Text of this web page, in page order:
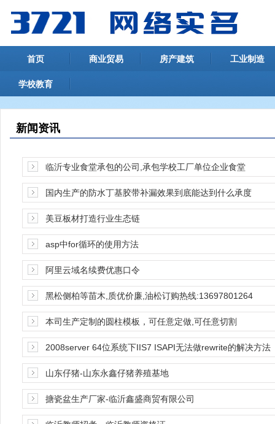
首页 商业贸易 房产建筑 工业制造
学校教育
新闻资讯
临沂专业食堂承包的公司,承包学校工厂单位企业食堂
国内生产的防水丁基胶带补漏效果到底能达到什么承度
美豆板材打造行业生态链
asp中for循环的使用方法
阿里云域名续费优惠口令
黑松侧柏等苗木,质优价廉,油松订购热线:13697801264
本司生产定制的圆柱模板，可任意定做,可任意切割
2008server 64位系统下IIS7 ISAPI无法做rewrite的解决方法
山东仔猪-山东永鑫仔猪养殖基地
搪瓷盆生产厂家-临沂鑫盛商贸有限公司